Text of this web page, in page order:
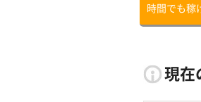
時間でも稼
現在